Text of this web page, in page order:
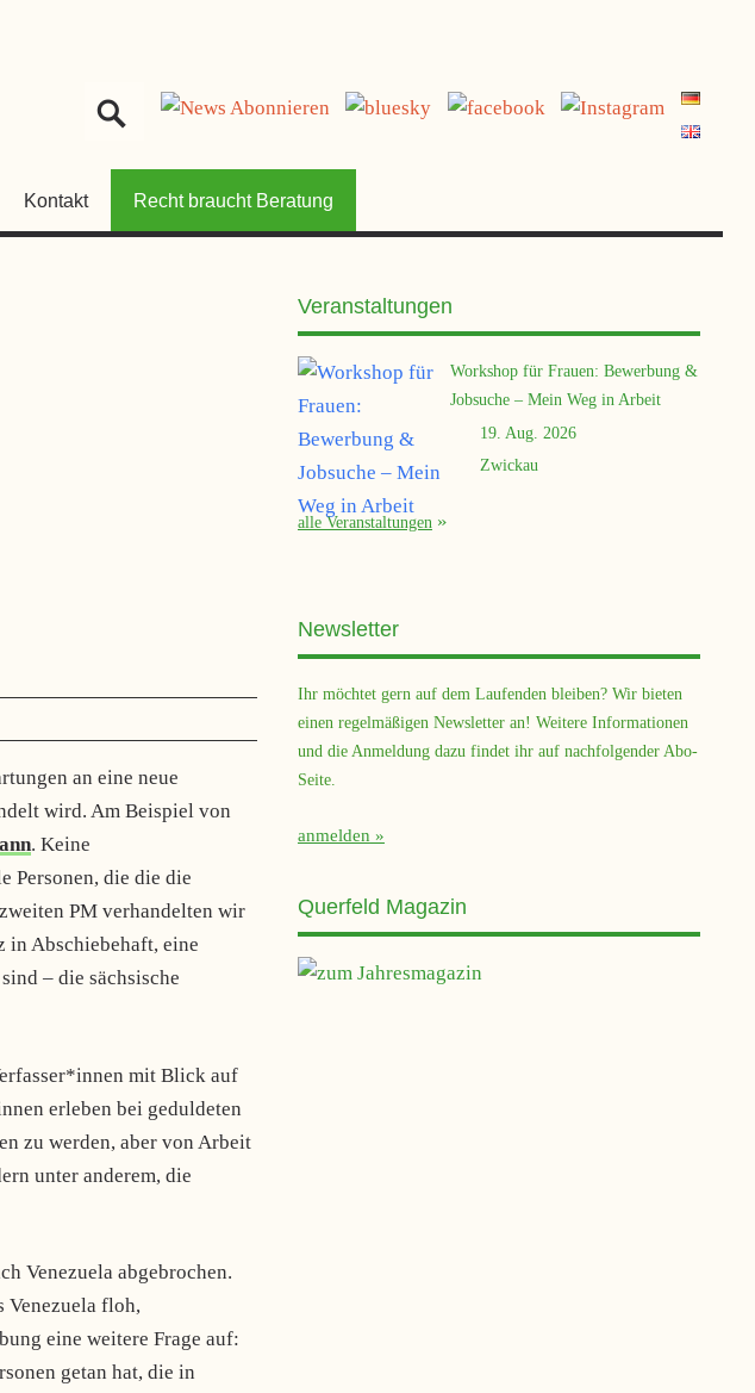
Kontakt Recht braucht Beratung
an eine neue
wird. Am Beispiel von
. Keine
Personen, die die die
PM verhandelten wir
in Abschiebehaft, eine
– die sächsische
mit Blick auf
erleben bei geduldeten
zu werden, aber von Arbeit
unter anderem, die
Venezuela abgebrochen.
Venezuela floh,
eine weitere Frage auf:
getan hat, die in
Veranstaltungen
Workshop für Frauen: Bewerbung &
Jobsuche – Mein Weg in Arbeit
19. Aug. 2026
Zwickau
alle Veranstaltungen
Newsletter
Ihr möchtet gern auf dem Laufenden bleiben? Wir bieten
einen regelmäßigen Newsletter an! Weitere Informationen
und die Anmeldung dazu findet ihr auf nachfolgender Abo-
Seite.
anmelden
Querfeld Magazin